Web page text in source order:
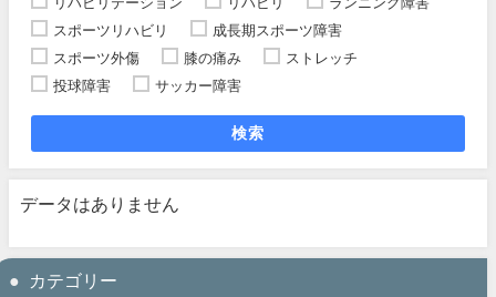
スポーツリハビリ
成長期スポーツ障害
スポーツ外傷
膝の痛み
ストレッチ
投球障害
サッカー障害
検索
データはありません
カテゴリー